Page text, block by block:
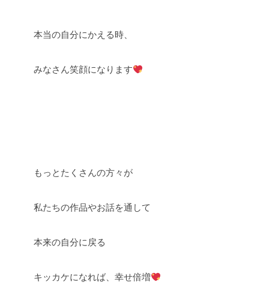
本当の自分にかえる時、
みなさん笑顔になります
もっとたくさんの方々が
私たちの作品やお話を通して
本来の自分に戻る
キッカケになれば、幸せ倍増